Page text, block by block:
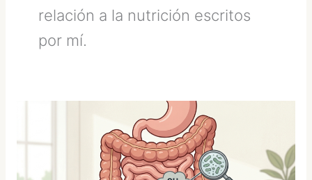
relación a la nutrición escritos
por mí.
tratar
(síntomas,